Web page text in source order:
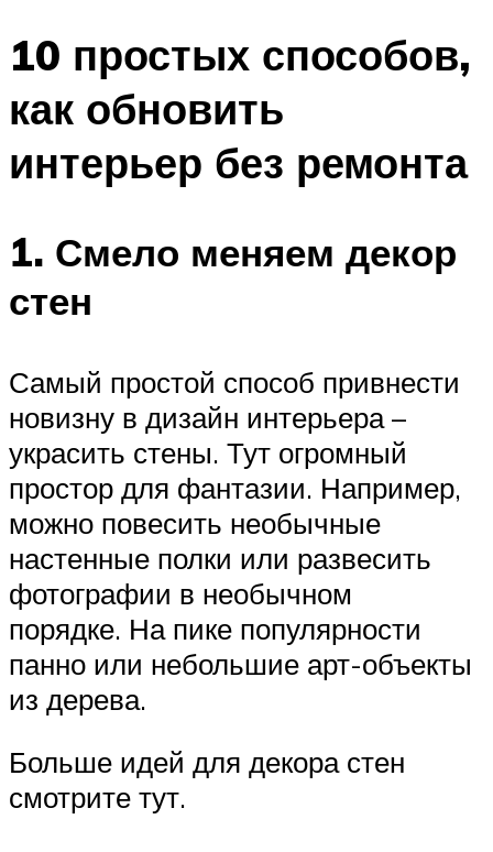
10 простых способов,
как обновить
интерьер без ремонта
1. Смело меняем декор
стен
Самый простой способ привнести
новизну в дизайн интерьера –
украсить стены. Тут огромный
простор для фантазии. Например,
можно повесить необычные
настенные полки или развесить
фотографии в необычном
порядке. На пике популярности
панно или небольшие арт-объекты
из дерева.
Больше идей для декора стен
смотрите тут.